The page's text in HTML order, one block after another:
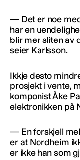
— Det er noe
har en
blir mer sliten av
seier Karlsson.
Ikkje desto
prosjekt i vente,
komponist Åke
elektronikken på
— En forskjell
er at Nordheim
er ikke han som